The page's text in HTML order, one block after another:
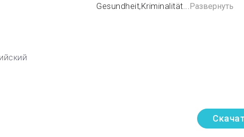
Gesundheit,Kriminalität...Развернуть